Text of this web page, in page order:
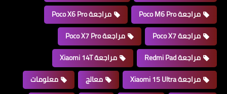
مراجعة Poco M6 Pro
مراجعة Poco X6 Pro
مراجعة Poco X7
مراجعة Poco X7 Pro
مراجعة Redmi Pad
مراجعة Xiaomi 14T
مراجعة Xiaomi 15 Ultra
معالج
معلومات